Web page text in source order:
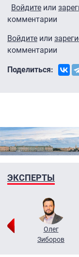
Войдите или
комментарии
Войдите или
комментарии
Поделиться:
ЭКСПЕРТЫ
Олег
Зиборов